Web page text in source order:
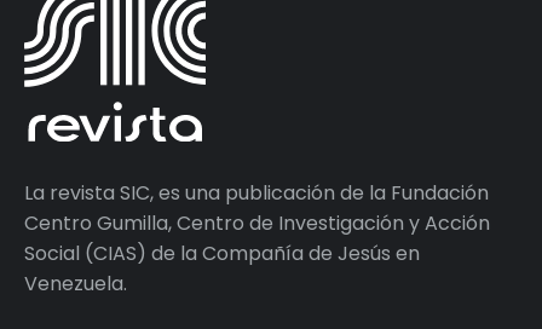
La revista SIC, es una publicación de la Fundación
Centro Gumilla, Centro de Investigación y Acción
Social (CIAS) de la Compañía de Jesús en
Venezuela.